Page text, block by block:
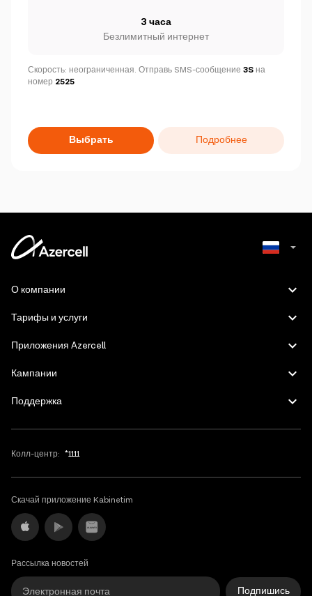
3 часа
Безлимитный интернет
Скорость: неограниченная. Отправь SMS-сообщение 3S на
номер 2525
Выбрать Подробнее
О компании
Тарифы и услуги
Приложения Azercell
Кампании
Поддержка
Колл-центр: *1111
Скачай приложение Kabinetim
Рассылка новостей
Подпишись